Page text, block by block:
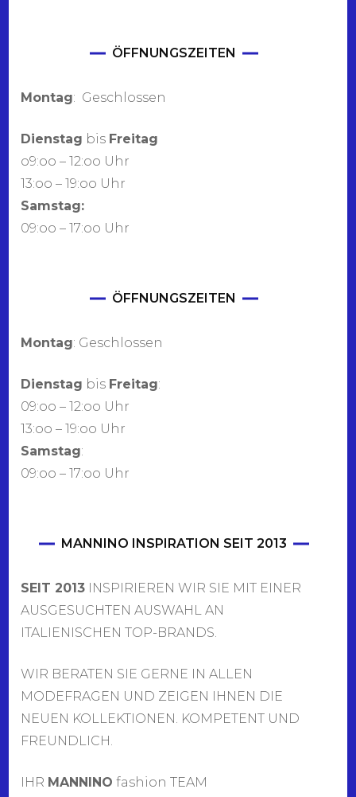
ÖFFNUNGSZEITEN
Montag: Geschlossen
Dienstag bis Freitag
o9:oo – 12:oo Uhr
13:oo – 19:oo Uhr
Samstag:
09:oo – 17:oo Uhr
ÖFFNUNGSZEITEN
Montag: Geschlossen
Dienstag bis Freitag:
09:oo – 12:oo Uhr
13:oo – 19:oo Uhr
Samstag:
09:oo – 17:oo Uhr
MANNINO INSPIRATION SEIT 2013
SEIT 2013 INSPIRIEREN WIR SIE MIT EINER
AUSGESUCHTEN AUSWAHL AN
ITALIENISCHEN TOP-BRANDS.
WIR BERATEN SIE GERNE IN ALLEN
MODEFRAGEN UND ZEIGEN IHNEN DIE
NEUEN KOLLEKTIONEN. KOMPETENT UND
FREUNDLICH.
IHR MANNINO fashion TEAM